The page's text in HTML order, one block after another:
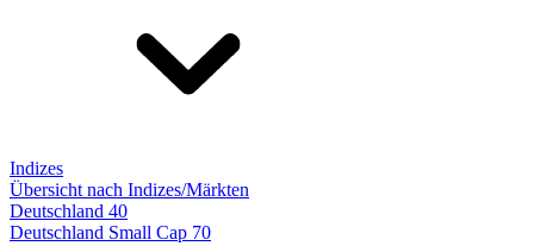
Indizes
Übersicht nach Indizes/Märkten
Deutschland 40
Deutschland Small Cap 70